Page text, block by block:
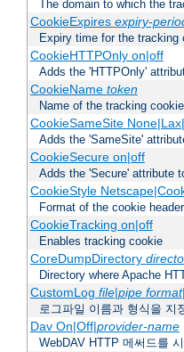
The domain to which the
CookieExpires expiry-
Expiry time for the tracking
CookieHTTPOnly on|off
Adds the 'HTTPOnly'
CookieName token
Name of the tracking cookie
CookieSameSite
Adds the 'SameSite'
CookieSecure on|off
Adds the 'Secure' attribute
CookieStyle
Format of the cookie
CookieTracking on|off
Enables tracking cookie
CoreDumpDirectory
Directory where Apache
CustomLog file|pipe format|
로그파일 이름과 형식을 지
Dav On|Off|provider-name
WebDAV HTTP 메써드를